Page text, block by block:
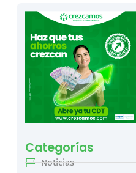
Categorías
Noticias